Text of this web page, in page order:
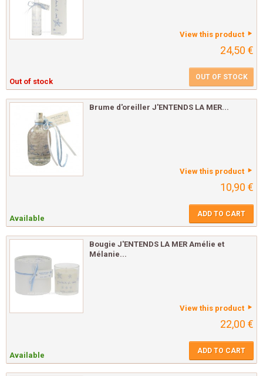
View this product
24,50 €
Out of stock OUT OF STOCK
Brume d'oreiller J'ENTENDS LA MER...
View this product
10,90 €
Available ADD TO CART
Bougie J'ENTENDS LA MER Amélie et
Mélanie...
View this product
22,00 €
Available ADD TO CART